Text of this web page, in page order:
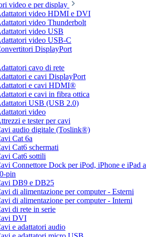
video e per display
video HDMI e DVI
video Thunderbolt
video USB
video USB-C
DisplayPort
cavo di rete
e cavi DisplayPort
e cavi HDMI®
e cavi in fibra ottica
USB (USB 2.0)
video
e tester per cavi
audio digitale (Toslink®)
Cat 6a
Cat6 schermati
Cat6 sottili
Connettore Dock per iPod, iPhone e iPad a
pin
DB9 e DB25
di alimentazione per computer - Esterni
di alimentazione per computer - Interni
di rete in serie
DVI
e adattatori audio